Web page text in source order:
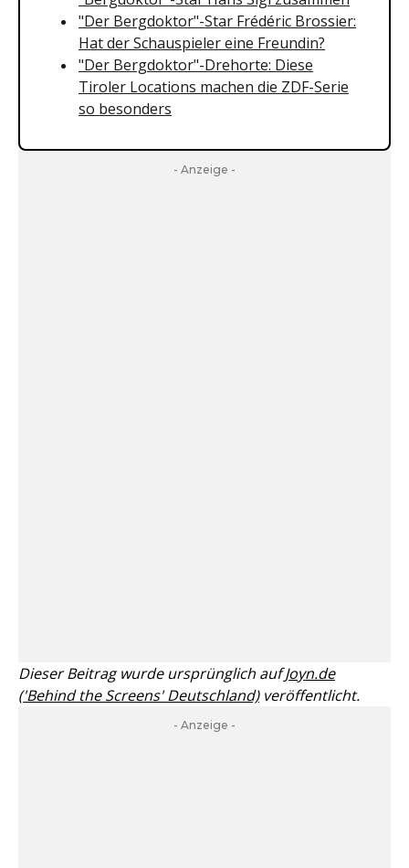
"Der Bergdoktor"-Star Frédéric Brossier:
Hat der Schauspieler eine Freundin?
"Der Bergdoktor"-Drehorte: Diese
Tiroler Locations machen die ZDF-Serie
so besonders
- Anzeige -
Dieser Beitrag wurde ursprünglich aufJoyn.de
('Behind the Screens' Deutschland)veröffentlicht.
- Anzeige -